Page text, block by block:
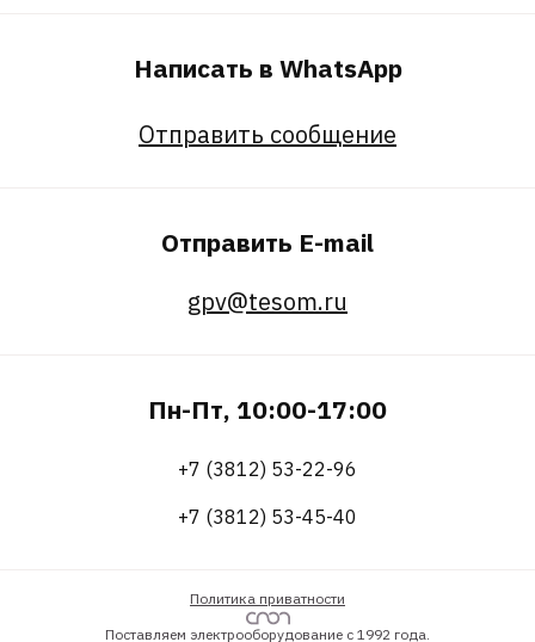
Написать в WhatsApp
Отправить сообщение
Отправить E-mail
gpv@tesom.ru
Пн-Пт, 10:00-17:00
+7 (3812) 53-22-96
+7 (3812) 53-45-40
Политика приватности
Поставляем электрооборудование с 1992 года.